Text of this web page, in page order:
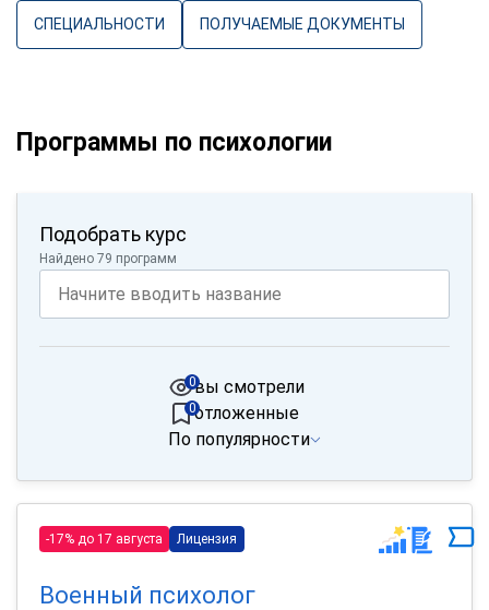
СПЕЦИАЛЬНОСТИ ПОЛУЧАЕМЫЕ ДОКУМЕНТЫ
Программы по психологии
Подобрать курс
Найдено 79 программ
вы смотрели
0
отложенные
0
По популярности
-17% до 17 августа Лицензия
Военный психолог